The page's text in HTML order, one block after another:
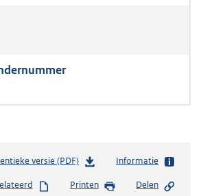
versie (PDF)b
s
Informatie
Printen Delen